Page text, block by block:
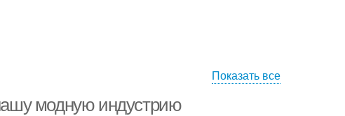
Показать все
модную индустрию